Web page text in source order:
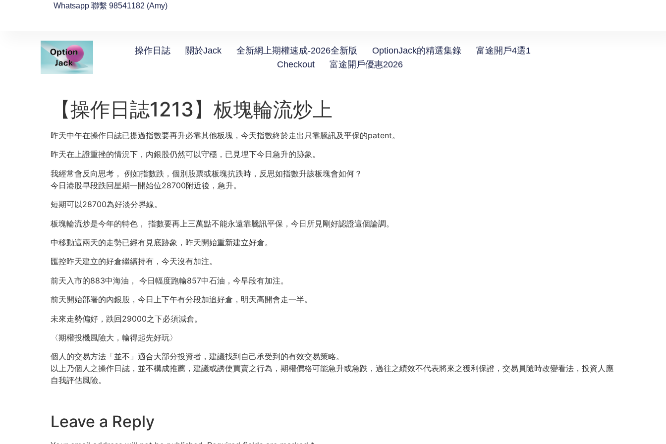
Whatsapp 聯繫 98541182 (Amy)
操作日誌 關於Jack 全新網上期權速成-2026全新版 OptionJack的精選集錄
富途開戶4選1
Checkout
富途開戶優惠2026
【操作日誌1213】板塊輪流炒上
昨天中午在操作日誌已提過指數要再升必靠其他板塊，今天指數終於走出只靠騰訊及平保的patent。
昨天在上證重挫的情況下，內銀股仍然可以守穩，已見埋下今日急升的跡象。
我經常會反向思考， 例如指數跌，個別股票或板塊抗跌時，反思如指數升該板塊會如何？
今日港股早段跌回星期一開始位28700附近後，急升。
短期可以28700為好淡分界線。
板塊輪流炒是今年的特色， 指數要再上三萬點不能永遠靠騰訊平保，今日所見剛好認證這個論調。
中移動這兩天的走勢已經有見底跡象，昨天開始重新建立好倉。
匯控昨天建立的好倉繼續持有，今天沒有加注。
前天入市的883中海油， 今日幅度跑輸857中石油，今早段有加注。
前天開始部署的內銀股，今日上下午有分段加追好倉，明天高開會走一半。
未來走勢偏好，跌回29000之下必須減倉。
〈期權投機風險大，輸得起先好玩〉
個人的交易方法「並不」適合大部分投資者，建議找到自己承受到的有效交易策略。
以上乃個人之操作日誌，並不構成推薦，建議或誘使買賣之行為，期權價格可能急升或急跌，過往之績效不代表將來之獲利保證，交易員隨時改變看法，投資人應
自我評估風險。
Leave a Reply